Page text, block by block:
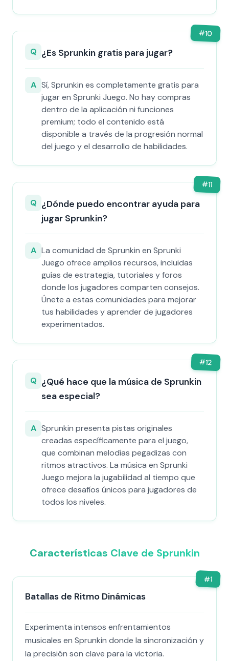
#10
Q ¿Es Sprunkin gratis para jugar?
A Sí, Sprunkin es completamente gratis para
jugar en Sprunki Juego. No hay compras
dentro de la aplicación ni funciones
premium; todo el contenido está
disponible a través de la progresión normal
del juego y el desarrollo de habilidades.
#11
Q ¿Dónde puedo encontrar ayuda para
jugar Sprunkin?
A La comunidad de Sprunkin en Sprunki
Juego ofrece amplios recursos, incluidas
guías de estrategia, tutoriales y foros
donde los jugadores comparten consejos.
Únete a estas comunidades para mejorar
tus habilidades y aprender de jugadores
experimentados.
#12
Q ¿Qué hace que la música de Sprunkin
sea especial?
A Sprunkin presenta pistas originales
creadas específicamente para el juego,
que combinan melodías pegadizas con
ritmos atractivos. La música en Sprunki
Juego mejora la jugabilidad al tiempo que
ofrece desafíos únicos para jugadores de
todos los niveles.
Características Clave de Sprunkin
#1
Batallas de Ritmo Dinámicas
Experimenta intensos enfrentamientos
musicales en Sprunkin donde la sincronización y
la precisión son clave para la victoria.